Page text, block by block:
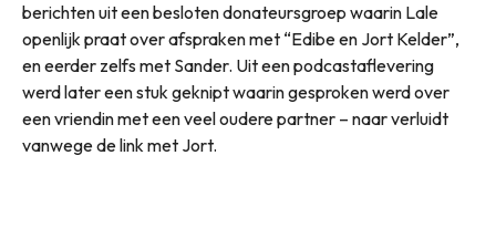
berichten uit een besloten donateursgroep waarin Lale
openlijk praat over afspraken met “Edibe en Jort Kelder”,
en eerder zelfs met Sander. Uit een podcastaflevering
werd later een stuk geknipt waarin gesproken werd over
een vriendin met een veel oudere partner – naar verluidt
vanwege de link met Jort.